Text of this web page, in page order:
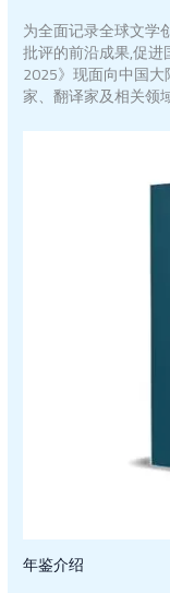
为全面记录全球文学
批评的前沿成果,促
2025》现面向中国
家、翻译家及相关领
年鉴介绍